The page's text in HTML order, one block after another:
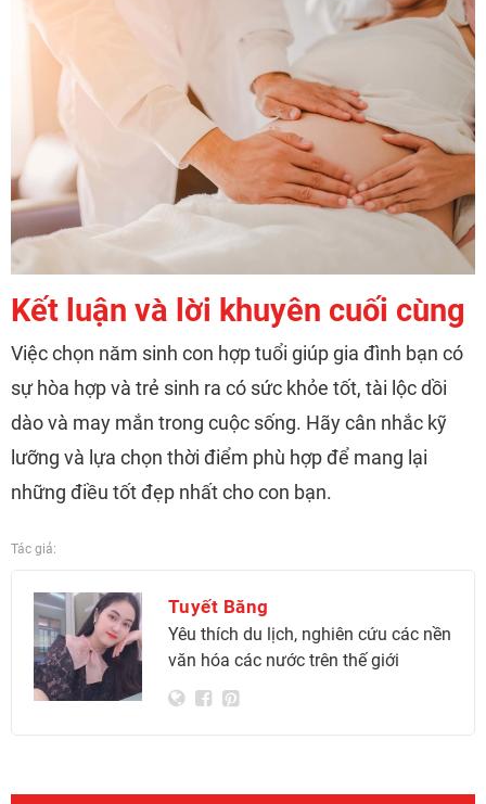
Kết luận và lời khuyên cuối cùng
Việc chọn năm sinh con hợp tuổi giúp gia đình bạn có
sự hòa hợp và trẻ sinh ra có sức khỏe tốt, tài lộc dồi
dào và may mắn trong cuộc sống. Hãy cân nhắc kỹ
lưỡng và lựa chọn thời điểm phù hợp để mang lại
những điều tốt đẹp nhất cho con bạn.
Tác giả:
Tuyết Băng
Yêu thích du lịch, nghiên cứu các nền
văn hóa các nước trên thế giới